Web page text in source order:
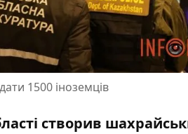
1500 іноземців
створив